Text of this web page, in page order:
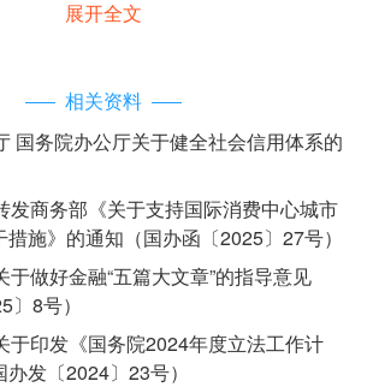
展开全文
相关资料
国务院办公厅关于健全社会信用体系的
发商务部《关于支持国际消费中心城市
施》的通知（国办函〔2025〕27号）
于做好金融“五篇大文章”的指导意见
〕8号）
于印发《国务院2024年度立法工作计
发〔2024〕23号）